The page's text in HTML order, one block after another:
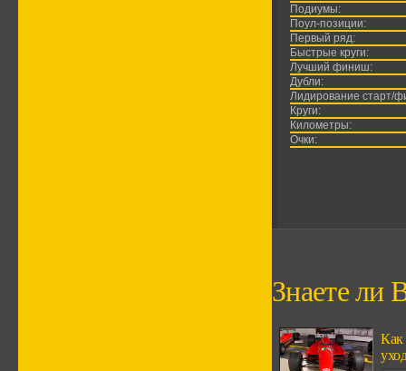
Подиумы:
Поул-позиции:
Первый ряд:
Быстрые круги:
Лучший финиш:
Дубли:
Лидирование старт/
Круги:
Километры:
Очки:
Знаете ли